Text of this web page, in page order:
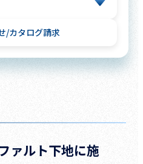
カタログ請求
ァルト下地に施